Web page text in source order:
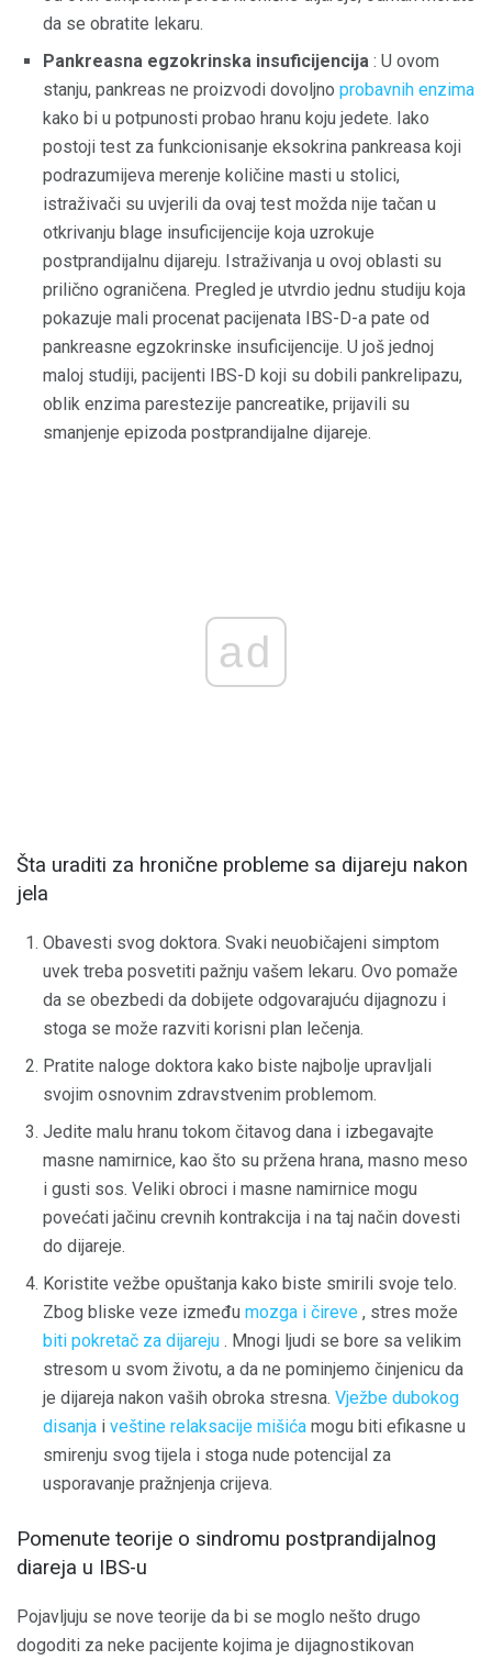
da se obratite lekaru.
Pankreasna egzokrinska insuficijencija : U ovom
stanju, pankreas ne proizvodi dovoljno probavnih enzima
kako bi u potpunosti probao hranu koju jedete. Iako
postoji test za funkcionisanje eksokrina pankreasa koji
podrazumijeva merenje količine masti u stolici,
istraživači su uvjerili da ovaj test možda nije tačan u
otkrivanju blage insuficijencije koja uzrokuje
postprandijalnu dijareju. Istraživanja u ovoj oblasti su
prilično ograničena. Pregled je utvrdio jednu studiju koja
pokazuje mali procenat pacijenata IBS-D-a pate od
pankreasne egzokrinske insuficijencije. U još jednoj
maloj studiji, pacijenti IBS-D koji su dobili pankrelipazu,
oblik enzima parestezije pancreatike, prijavili su
smanjenje epizoda postprandijalne dijareje.
ad
Šta uraditi za hronične probleme sa dijareju nakon
jela
Obavesti svog doktora. Svaki neuobičajeni simptom
uvek treba posvetiti pažnju vašem lekaru. Ovo pomaže
da se obezbedi da dobijete odgovarajuću dijagnozu i
stoga se može razviti korisni plan lečenja.
Pratite naloge doktora kako biste najbolje upravljali
svojim osnovnim zdravstvenim problemom.
Jedite malu hranu tokom čitavog dana i izbegavajte
masne namirnice, kao što su pržena hrana, masno meso
i gusti sos. Veliki obroci i masne namirnice mogu
povećati jačinu crevnih kontrakcija i na taj način dovesti
do dijareje.
Koristite vežbe opuštanja kako biste smirili svoje telo.
Zbog bliske veze između mozga i čireve , stres može
biti pokretač za dijareju . Mnogi ljudi se bore sa velikim
stresom u svom životu, a da ne pominjemo činjenicu da
je dijareja nakon vaših obroka stresna. Vježbe dubokog
disanja i veštine relaksacije mišića mogu biti efikasne u
smirenju svog tijela i stoga nude potencijal za
usporavanje pražnjenja crijeva.
Pomenute teorije o sindromu postprandijalnog
diareja u IBS-u
Pojavljuju se nove teorije da bi se moglo nešto drugo
dogoditi za neke pacijente kojima je dijagnostikovan